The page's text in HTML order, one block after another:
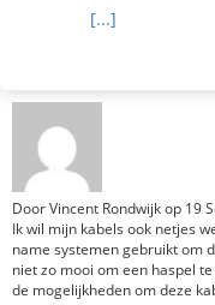
[...]
DoorVincent Rondwijkop 19
Ik wil mijn kabels ook netjes
name systemen gebruikt om
niet zo mooi om een haspel
de mogelijkheden om deze